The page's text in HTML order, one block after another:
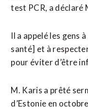
test PCR, a déclaré
Il a appelé les gens
santé] et à
pour éviter d’être
M. Karis a prêté
d’Estonie en